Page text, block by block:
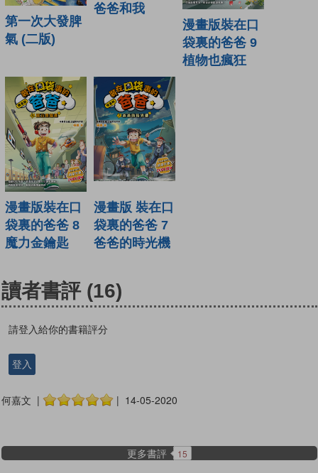
第一次大發脾
氣 (二版)
爸爸和我
漫畫版裝在口
袋裏的爸爸 9
植物也瘋狂
漫畫版裝在口
袋裏的爸爸 8
魔力金鑰匙
漫畫版 裝在口
袋裏的爸爸 7
爸爸的時光機
讀者書評 (16)
請登入給你的書籍評分
登入
何嘉文 | | 14-05-2020
更多書評 15